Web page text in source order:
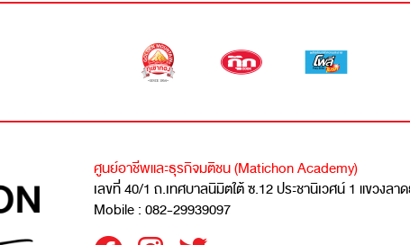
ศูนย์อาชีพและธุรกิจมติชน (Matichon Academy)
เลขที่ 40/1 ถ.เทศบาลนิมิตใต้ ซ.12 ประชานิเวศน์ 1 แขวงล
Mobile : 082-29939097